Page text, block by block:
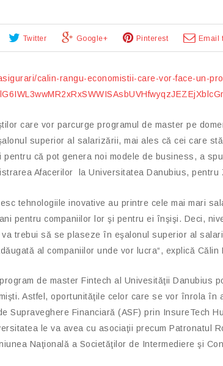
Twitter Google+ Pinterest Email
calin-rangu-economistii-care-vor-face-un-
care vor parcurge programul de master pe
superior al salarizării, mai ales că cei care
pentru că pot genera noi modele de business, a
Afacerilor la Universitatea Danubius, pentru
tehnologiile inovative au printre cele mai mari
pentru companiilor lor şi pentru ei înşişi. Deci,
trebui să se plaseze în eşalonul superior al
al companiilor unde vor lucra“, explică Călin
de master Fintech al Univesităţii Danubius
Astfel, oportunităţile celor care se vor înrola în
Supraveghere Financiară (ASF) prin InsureTech
le va avea cu asociaţii precum Patronatul
Naţională a Societăţilor de Intermediere şi